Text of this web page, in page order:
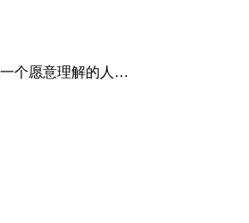
个愿意理解的人…